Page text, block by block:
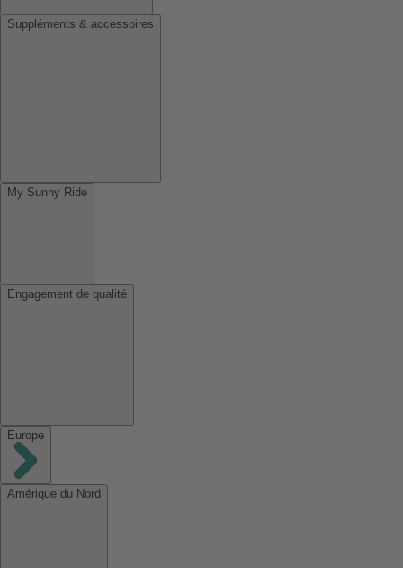
Suppléments & accessoires
My Sunny Ride
Engagement de qualité
Europe
Amérique du Nord